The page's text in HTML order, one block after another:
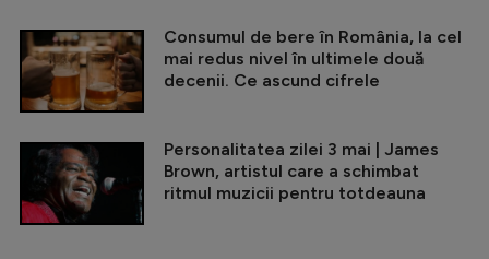
Consumul de bere în România, la cel
mai redus nivel în ultimele două
decenii. Ce ascund cifrele
Personalitatea zilei 3 mai | James
Brown, artistul care a schimbat
ritmul muzicii pentru totdeauna